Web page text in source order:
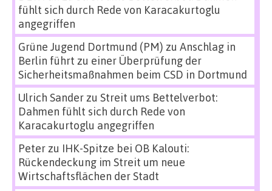
fühlt sich durch Rede von Karacakurtoglu
angegriffen
Grüne Jugend Dortmund (PM) zu Anschlag in
Berlin führt zu einer Überprüfung der
Sicherheitsmaßnahmen beim CSD in Dortmund
Ulrich Sanderzu Streit ums Bettelverbot:
Dahmen fühlt sich durch Rede von
Karacakurtoglu angegriffen
Peterzu IHK-Spitze bei OB Kalouti:
Rückendeckung im Streit um neue
Wirtschaftsflächen der Stadt